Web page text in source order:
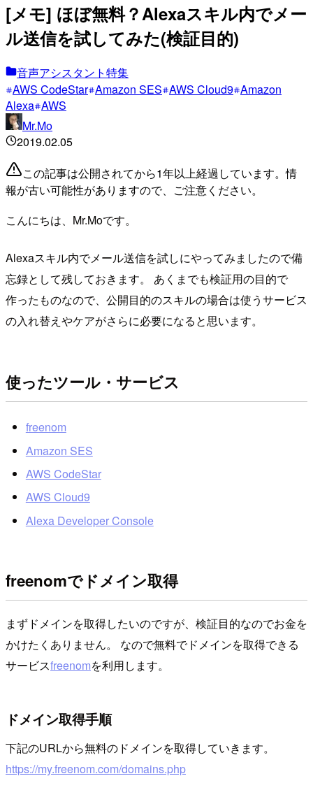
[メモ] ほぼ無料？Alexaスキル内でメー
ル送信を試してみた(検証目的)
音声アシスタント特集
AWS CodeStar Amazon SES AWS Cloud9 Amazon
Alexa AWS
Mr.Mo
2019.02.05
この記事は公開されてから1年以上経過しています。情
報が古い可能性がありますので、ご注意ください。
こんにちは、Mr.Moです。
Alexaスキル内でメール送信を試しにやってみましたので備
忘録として残しておきます。 あくまでも検証用の目的で
作ったものなので、公開目的のスキルの場合は使うサービス
の入れ替えやケアがさらに必要になると思います。
使ったツール・サービス
freenom
Amazon SES
AWS CodeStar
AWS Cloud9
Alexa Developer Console
freenomでドメイン取得
まずドメインを取得したいのですが、検証目的なのでお金を
かけたくありません。 なので無料でドメインを取得できる
サービスfreenomを利用します。
ドメイン取得手順
下記のURLから無料のドメインを取得していきます。
https://my.freenom.com/domains.php